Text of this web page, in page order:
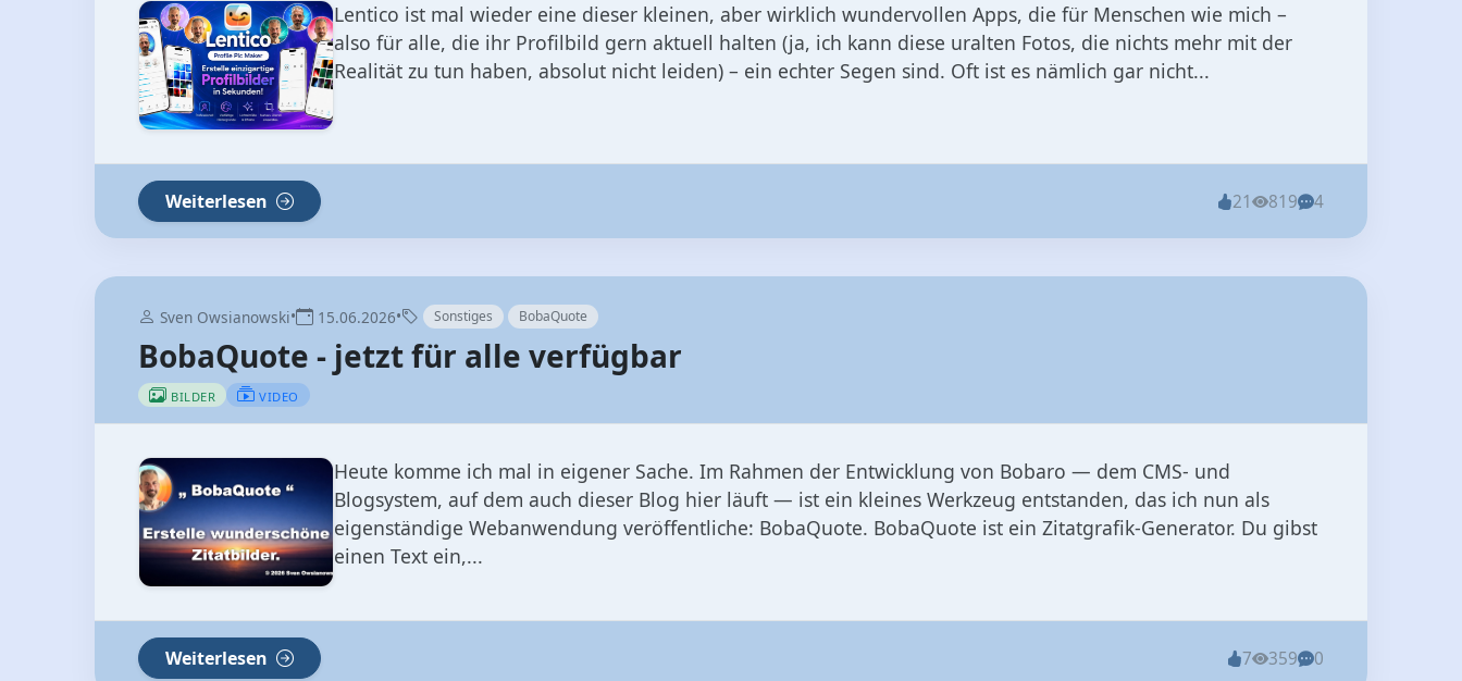
Lentico ist mal wieder eine dieser kleinen, aber wirklich wundervollen Apps, die für Menschen wie mich –
also für alle, die ihr Profilbild gern aktuell halten (ja, ich kann diese uralten Fotos, die nichts mehr mit der
Realität zu tun haben, absolut nicht leiden) – ein echter Segen sind. Oft ist es nämlich gar nicht...
Weiterlesen 21 819 4
Sven Owsianowski• 15.06.2026• Sonstiges BobaQuote
BobaQuote - jetzt für alle verfügbar
BILDER VIDEO
Heute komme ich mal in eigener Sache. Im Rahmen der Entwicklung von Bobaro — dem CMS- und
Blogsystem, auf dem auch dieser Blog hier läuft — ist ein kleines Werkzeug entstanden, das ich nun als
eigenständige Webanwendung veröffentliche: BobaQuote. BobaQuote ist ein Zitatgrafik-Generator. Du gibst
einen Text ein,...
Weiterlesen 7 359 0